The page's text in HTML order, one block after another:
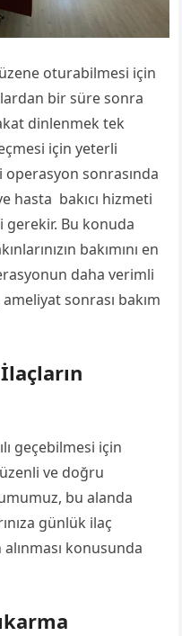
oturabilmesi için
bir süre sonra
dinlenmek tek
için yeterli
sonrasında
hasta bakıcı hizmeti
Bu konuda
bakımını en
daha verimli
sonrası bakım
geçebilmesi için
ve doğru
bu alanda
günlük ilaç
alınması konusunda